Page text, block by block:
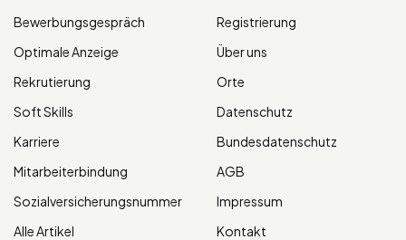
Bewerbungsgespräch
Optimale Anzeige
Rekrutierung
Soft Skills
Karriere
Mitarbeiterbindung
Sozialversicherungsnummer
Alle Artikel
Registrierung
Über uns
Orte
Datenschutz
Bundesdatenschutz
AGB
Impressum
Kontakt